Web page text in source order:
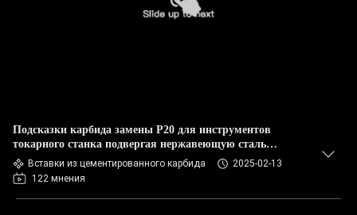
Подсказки карбида замены P20 для инструментов
токарного станка подвергая нержавеющую сталь
механической обработке
Вставки из цементированного карбида
2025-02-13
122 мнения